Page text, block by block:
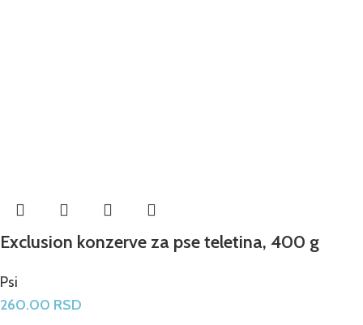
Exclusion konzerve za pse teletina, 400 g
Psi
260.00 RSD